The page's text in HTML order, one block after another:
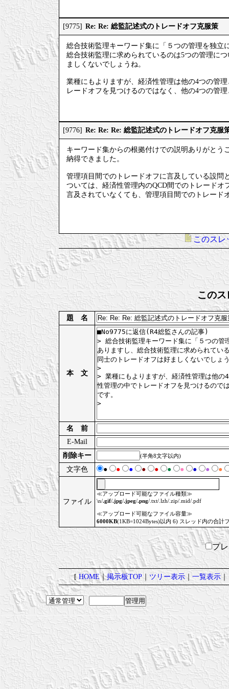
[9775] Re: Re: 総監記述式のトレードオフ克服策
総合技術監理キーワード集に「５つの管理を独立
総合技術監理に求められているのは5つの管理に
ましくないでしょうね。
業種にもよりますが、経済性管理は他の4つの管
レードオフを見つけるのではなく、他の4つの管
[9776] Re: Re: Re: 総監記述式のトレードオフ克服
キーワード集からの根拠付けでの説明ありがとう
納得できました。
管理項目間でのトレードオフに言及している設問
ついては、経済性管理内のQCD間でのトレード
言及されていなくても、管理項目間でのトレード
このスレ
このス
題 名
本 文
名 前
E-Mail
削除キー
(半角8文字以内)
文字色 ● ● ● ● ● ● ● ● ● ●
ファイル
≪アップロード可能なファイル種類≫
\n/.gif/.jpg/.jpeg/.png/.txt/.lzh/.zip/.mid/.pdf
≪アップロード可能なファイル容量≫
6000KB(1KB=1024Bytes)以内 6) スレッド内の合計
プ
[HOME｜掲示板TOP｜ツリー表示｜一覧表示｜